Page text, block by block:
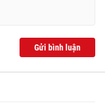
Gửi bình luận